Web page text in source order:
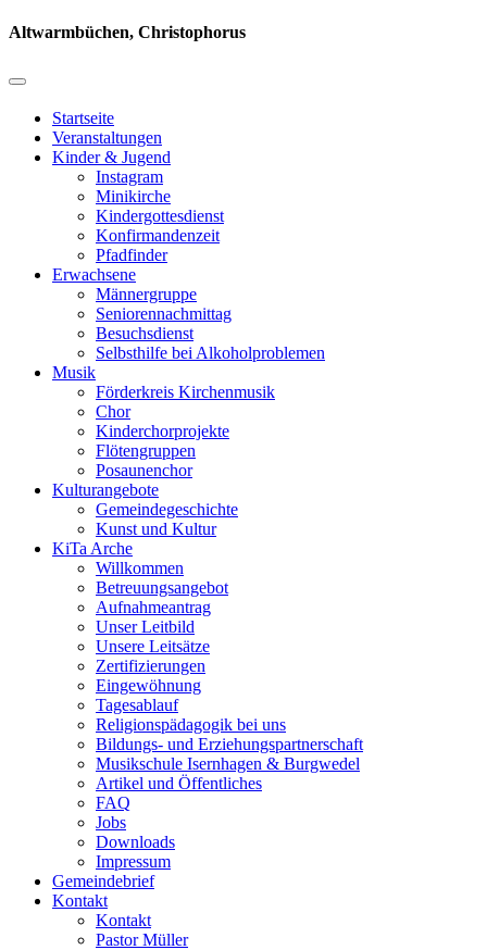
Altwarmbüchen, Christophorus
Startseite
Veranstaltungen
Kinder & Jugend
Instagram
Minikirche
Kindergottesdienst
Konfirmandenzeit
Pfadfinder
Erwachsene
Männergruppe
Seniorennachmittag
Besuchsdienst
Selbsthilfe bei Alkoholproblemen
Musik
Förderkreis Kirchenmusik
Chor
Kinderchorprojekte
Flötengruppen
Posaunenchor
Kulturangebote
Gemeindegeschichte
Kunst und Kultur
KiTa Arche
Willkommen
Betreuungsangebot
Aufnahmeantrag
Unser Leitbild
Unsere Leitsätze
Zertifizierungen
Eingewöhnung
Tagesablauf
Religionspädagogik bei uns
Bildungs- und Erziehungspartnerschaft
Musikschule Isernhagen & Burgwedel
Artikel und Öffentliches
FAQ
Jobs
Downloads
Impressum
Gemeindebrief
Kontakt
Kontakt
Pastor Müller